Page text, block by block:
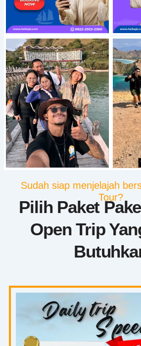
Sudah siap menjelajah
Tour?
Pilih Paket
Open Trip